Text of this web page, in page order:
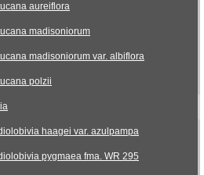
aureiflora
madisoniorum
madisoniorum var. albiflora
polzii
haagei var. azulpampa
pygmaea fma. WR 295